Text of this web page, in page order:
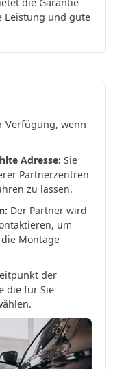
Leistung und gute
Verfügung, wenn
Adresse: Sie
Partnerzentren
zu lassen.
Der Partner wird
um
Montage
der
die für Sie